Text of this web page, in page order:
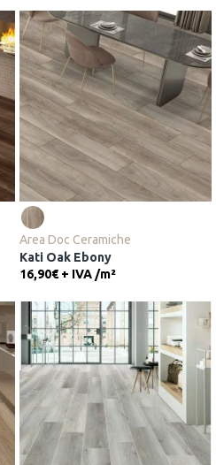
Area Doc Ceramiche
Kati Oak Ebony
16,90€ + IVA/m²